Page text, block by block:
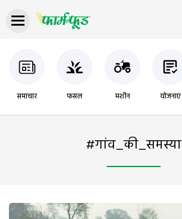
समाचार फसल मशीन योजनाएं
#गांव_की_समस्या